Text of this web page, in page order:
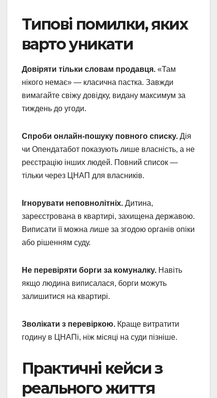
Типові помилки, яких
варто уникати
Довіряти тільки словам продавця. «Там
нікого немає» — класична пастка. Завжди
вимагайте свіжу довідку, видану максимум за
тиждень до угоди.
Спроби онлайн-пошуку повного списку. Дія
чи Опендатабот показують лише власність, а не
реєстрацію інших людей. Повний список —
тільки через ЦНАП для власників.
Ігнорувати неповнолітніх. Дитина,
зареєстрована в квартирі, захищена державою.
Виписати її можна лише за згодою органів опіки
або рішенням суду.
Не перевіряти борги за комуналку. Навіть
якщо людина виписалася, борги можуть
залишитися на квартирі.
Зволікати з перевіркою. Краще витратити
годину в ЦНАПі, ніж місяці на суди пізніше.
Практичні кейси з
реального життя